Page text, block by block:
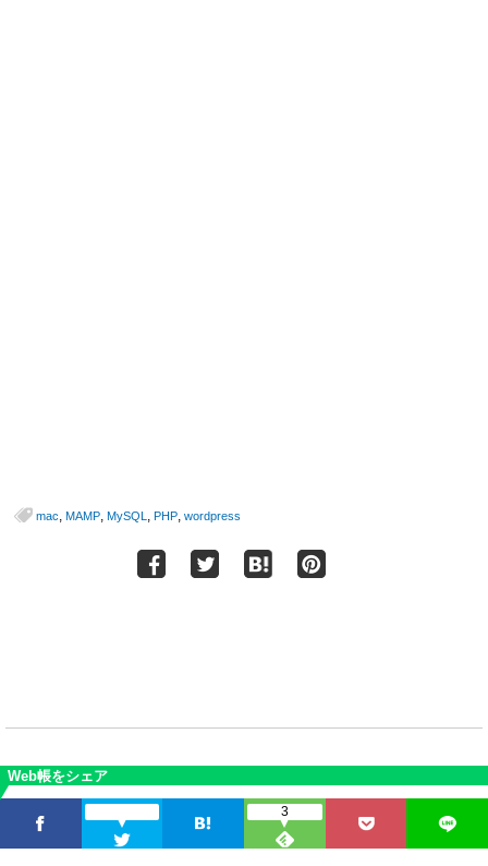
mac, MAMP, MySQL , PHP, wordpress
Web帳をシェア
3